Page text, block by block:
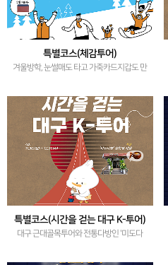
특별코스(체감투어)
겨울방학, 눈썰매도 타고 가죽카드지갑도 만
특별코스(시간을 걷는 대구 K-투어)
대구 근대골목투어와 전통다방인 '미도다